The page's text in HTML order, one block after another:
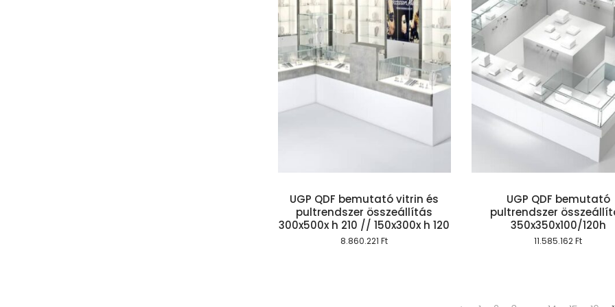
UGP QDF bemutató vitrin és
pultrendszer összeállítás
300x500x h 210 // 150x300x h 120
8.860.221Ft
Kosárba teszem
UGP QDF bemutató
pultrendszer
350x350x100/120h
11.585.162Ft